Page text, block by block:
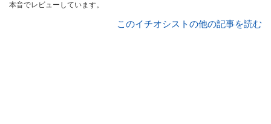
本音でレビューしています。
このイチオシストの他の記事を読む